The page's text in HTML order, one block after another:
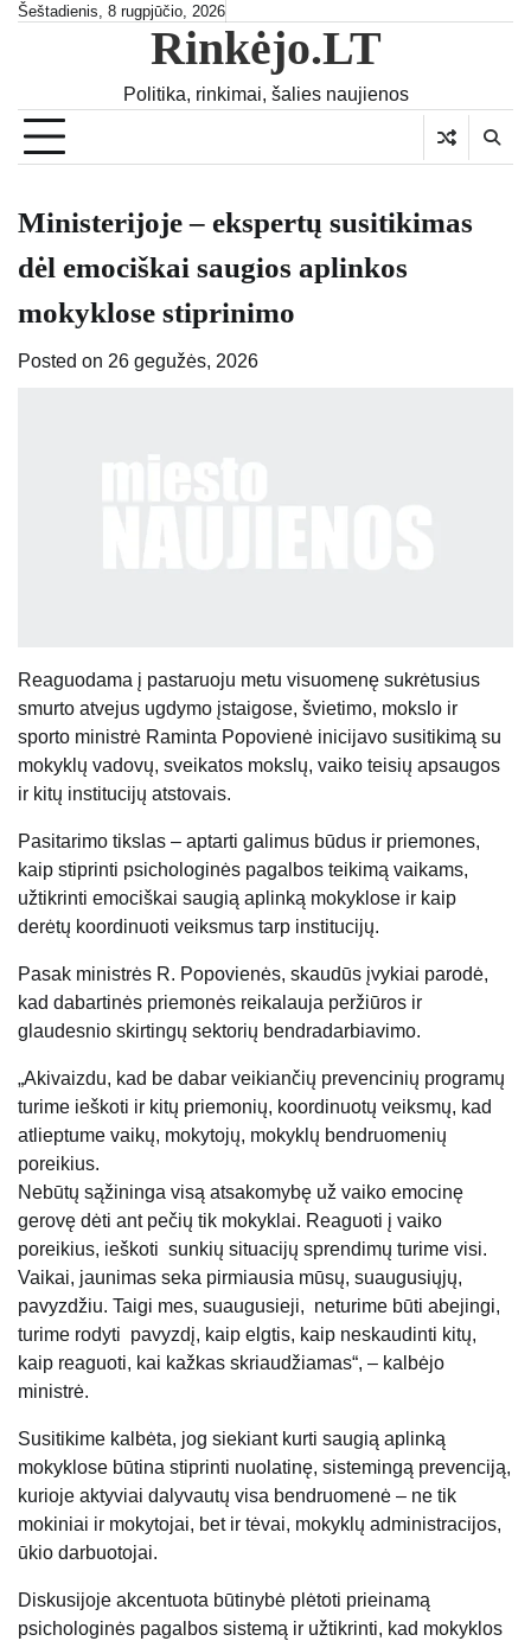
SkipŠeštadienis, 8 rugpjūčio, 2026
Rinkėjo.LT
Politika, rinkimai, šalies naujienos
Ministerijoje – ekspertų susitikimas
dėl emociškai saugios aplinkos
mokyklose stiprinimo
Posted on 26 gegužės, 2026
Reaguodama į pastaruoju metu visuomenę sukrėtusius
smurto atvejus ugdymo įstaigose, švietimo, mokslo ir
sporto ministrė Raminta Popovienė inicijavo susitikimą su
mokyklų vadovų, sveikatos mokslų, vaiko teisių apsaugos
ir kitų institucijų atstovais.
Pasitarimo tikslas – aptarti galimus būdus ir priemones,
kaip stiprinti psichologinės pagalbos teikimą vaikams,
užtikrinti emociškai saugią aplinką mokyklose ir kaip
derėtų koordinuoti veiksmus tarp institucijų.
Pasak ministrės R. Popovienės, skaudūs įvykiai parodė,
kad dabartinės priemonės reikalauja peržiūros ir
glaudesnio skirtingų sektorių bendradarbiavimo.
„Akivaizdu, kad be dabar veikiančių prevencinių programų
turime ieškoti ir kitų priemonių, koordinuotų veiksmų, kad
atlieptume vaikų, mokytojų, mokyklų bendruomenių
poreikius.
Nebūtų sąžininga visą atsakomybę už vaiko emocinę
gerovę dėti ant pečių tik mokyklai. Reaguoti į vaiko
poreikius, ieškoti sunkių situacijų sprendimų turime visi.
Vaikai, jaunimas seka pirmiausia mūsų, suaugusiųjų,
pavyzdžiu. Taigi mes, suaugusieji, neturime būti abejingi,
turime rodyti pavyzdį, kaip elgtis, kaip neskaudinti kitų,
kaip reaguoti, kai kažkas skriaudžiamas“, – kalbėjo
ministrė.
Susitikime kalbėta, jog siekiant kurti saugią aplinką
mokyklose būtina stiprinti nuolatinę, sistemingą prevenciją,
kurioje aktyviai dalyvautų visa bendruomenė – ne tik
mokiniai ir mokytojai, bet ir tėvai, mokyklų administracijos,
ūkio darbuotojai.
Diskusijoje akcentuota būtinybė plėtoti prieinamą
psichologinės pagalbos sistemą ir užtikrinti, kad mokyklos